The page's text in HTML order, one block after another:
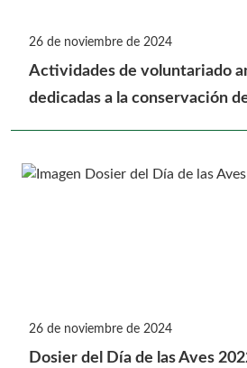
26 de noviembre de 2024
Actividades de voluntariado
dedicadas a la conservación
26 de noviembre de 2024
Dosier del Día de las Aves